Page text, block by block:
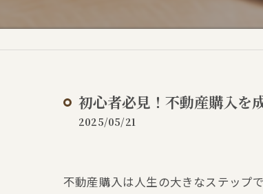
初心者必見！不動産購入を
2025/05/21
不動産購入は人生の大きなステップ